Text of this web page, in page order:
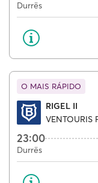
Durrës
O MAIS RÁPIDO
RIGEL II
VENTOURIS
23:00
Durrës